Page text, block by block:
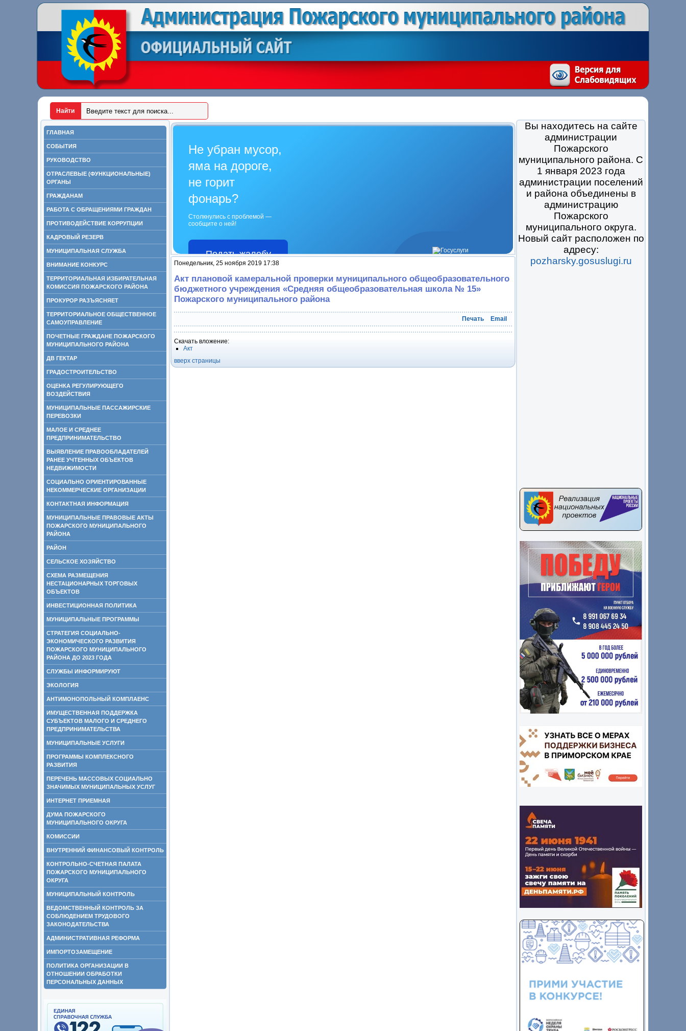
ГЛАВНАЯ
СОБЫТИЯ
РУКОВОДСТВО
ОТРАСЛЕВЫЕ (ФУНКЦИОНАЛЬНЫЕ)
ОРГАНЫ
ГРАЖДАНАМ
РАБОТА С ОБРАЩЕНИЯМИ ГРАЖДАН
ПРОТИВОДЕЙСТВИЕ КОРРУПЦИИ
КАДРОВЫЙ РЕЗЕРВ
МУНИЦИПАЛЬНАЯ СЛУЖБА
ВНИМАНИЕ КОНКУРС
ТЕРРИТОРИАЛЬНАЯ ИЗБИРАТЕЛЬНАЯ
КОМИССИЯ ПОЖАРСКОГО РАЙОНА
ПРОКУРОР РАЗЪЯСНЯЕТ
ТЕРРИТОРИАЛЬНОЕ ОБЩЕСТВЕННОЕ
САМОУПРАВЛЕНИЕ
ПОЧЕТНЫЕ ГРАЖДАНЕ ПОЖАРСКОГО
МУНИЦИПАЛЬНОГО РАЙОНА
ДВ ГЕКТАР
ГРАДОСТРОИТЕЛЬСТВО
ОЦЕНКА РЕГУЛИРУЮЩЕГО
ВОЗДЕЙСТВИЯ
МУНИЦИПАЛЬНЫЕ ПАССАЖИРСКИЕ
ПЕРЕВОЗКИ
МАЛОЕ И СРЕДНЕЕ
ПРЕДПРИНИМАТЕЛЬСТВО
ВЫЯВЛЕНИЕ ПРАВООБЛАДАТЕЛЕЙ
РАНЕЕ УЧТЕННЫХ ОБЪЕКТОВ
НЕДВИЖИМОСТИ
СОЦИАЛЬНО ОРИЕНТИРОВАННЫЕ
НЕКОММЕРЧЕСКИЕ ОРГАНИЗАЦИИ
КОНТАКТНАЯ ИНФОРМАЦИЯ
МУНИЦИПАЛЬНЫЕ ПРАВОВЫЕ АКТЫ
ПОЖАРСКОГО МУНИЦИПАЛЬНОГО
РАЙОНА
РАЙОН
СЕЛЬСКОЕ ХОЗЯЙСТВО
СХЕМА РАЗМЕЩЕНИЯ
НЕСТАЦИОНАРНЫХ ТОРГОВЫХ
ОБЪЕКТОВ
ИНВЕСТИЦИОННАЯ ПОЛИТИКА
МУНИЦИПАЛЬНЫЕ ПРОГРАММЫ
СТРАТЕГИЯ СОЦИАЛЬНО-
ЭКОНОМИЧЕСКОГО РАЗВИТИЯ
ПОЖАРСКОГО МУНИЦИПАЛЬНОГО
РАЙОНА ДО 2023 ГОДА
СЛУЖБЫ ИНФОРМИРУЮТ
ЭКОЛОГИЯ
АНТИМОНОПОЛЬНЫЙ КОМПЛАЕНС
ИМУЩЕСТВЕННАЯ ПОДДЕРЖКА
СУБЪЕКТОВ МАЛОГО И СРЕДНЕГО
ПРЕДПРИНИМАТЕЛЬСТВА
МУНИЦИПАЛЬНЫЕ УСЛУГИ
ПРОГРАММЫ КОМПЛЕКСНОГО
РАЗВИТИЯ
ПЕРЕЧЕНЬ МАССОВЫХ СОЦИАЛЬНО
ЗНАЧИМЫХ МУНИЦИПАЛЬНЫХ УСЛУГ
ИНТЕРНЕТ ПРИЕМНАЯ
ДУМА ПОЖАРСКОГО
МУНИЦИПАЛЬНОГО ОКРУГА
КОМИССИИ
ВНУТРЕННИЙ ФИНАНСОВЫЙ КОНТРОЛЬ
КОНТРОЛЬНО-СЧЕТНАЯ ПАЛАТА
ПОЖАРСКОГО МУНИЦИПАЛЬНОГО
ОКРУГА
МУНИЦИПАЛЬНЫЙ КОНТРОЛЬ
ВЕДОМСТВЕННЫЙ КОНТРОЛЬ ЗА
СОБЛЮДЕНИЕМ ТРУДОВОГО
ЗАКОНОДАТЕЛЬСТВА
АДМИНИСТРАТИВНАЯ РЕФОРМА
ИМПОРТОЗАМЕЩЕНИЕ
ПОЛИТИКА ОРГАНИЗАЦИИ В
ОТНОШЕНИИ ОБРАБОТКИ
ПЕРСОНАЛЬНЫХ ДАННЫХ
Вы находитесь на сайте
администрации
Пожарского
муниципального района. С
1 января 2023 года
администрации поселений
и района объединены в
администрацию
Пожарского
муниципального округа.
Новый сайт расположен по
адресу:
pozharsky.gosuslugi.ru
Не убран мусор,
яма на дороге,
не горит
фонарь?
Столкнулись с проблемой —
сообщите о ней!
Подать жалобу
Понедельник, 25 ноября 2019 17:38
Акт плановой камеральной проверки муниципального общеобразовательного
бюджетного учреждения «Средняя общеобразовательная школа № 15»
Пожарского муниципального района
Печать Email
Скачать вложение:
Акт
вверх страницы